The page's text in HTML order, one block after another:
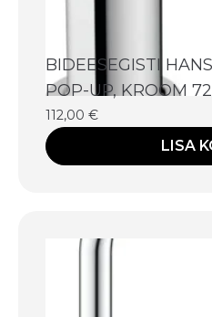
BIDEESEGISTI
POP-UP, KROOM
112,00 €
LISA